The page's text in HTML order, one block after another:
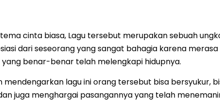
cinta biasa, Lagu tersebut merupakan sebuah
dari seseorang yang sangat bahagia karena
benar-benar telah melengkapi hidupnya.
mendengarkan lagu ini orang tersebut bisa bersyukur,
juga menghargai pasangannya yang telah